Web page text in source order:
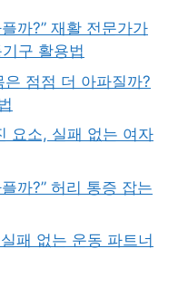
까?” 재활 전문가가
구 활용법
점점 더 아파질까?
요소, 실패 없는 여자
까?” 허리 통증 잡는
패 없는 운동 파트너